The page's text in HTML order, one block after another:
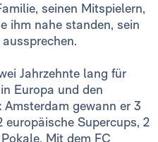
seinen Mitspielern,
ihm nahe standen, sein
Jahrzehnte lang für
Europa und den
gewann er 3
europäische Supercups, 2
Mit dem FC